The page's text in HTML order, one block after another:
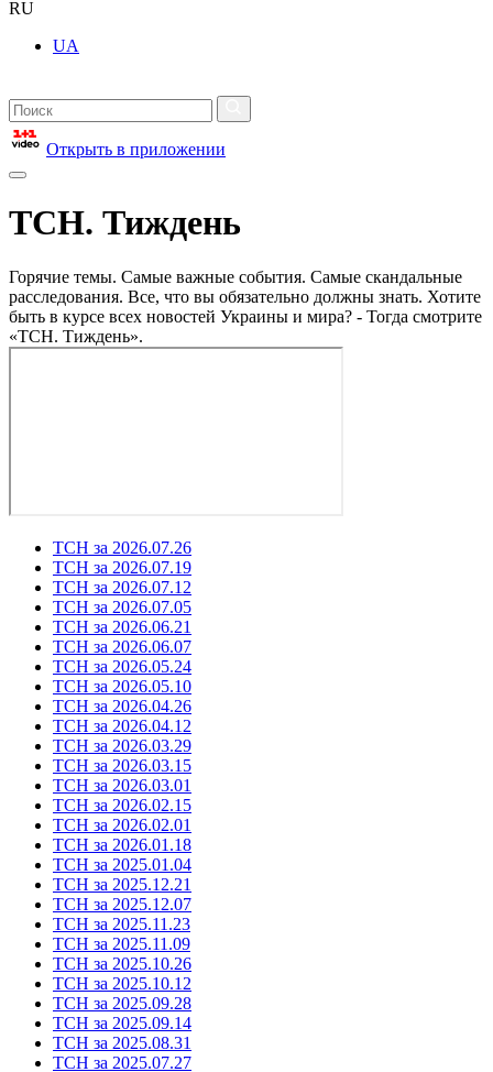
RU
UA
Открыть в приложении
ТСН. Тиждень
Горячие темы. Самые важные события. Самые скандальные
расследования. Все, что вы обязательно должны знать. Хотите
быть в курсе всех новостей Украины и мира? - Тогда смотрите
«ТСН. Тиждень».
ТСН за 2026.07.26
ТСН за 2026.07.19
ТСН за 2026.07.12
ТСН за 2026.07.05
ТСН за 2026.06.21
ТСН за 2026.06.07
ТСН за 2026.05.24
ТСН за 2026.05.10
ТСН за 2026.04.26
ТСН за 2026.04.12
ТСН за 2026.03.29
ТСН за 2026.03.15
ТСН за 2026.03.01
ТСН за 2026.02.15
ТСН за 2026.02.01
ТСН за 2026.01.18
ТСН за 2025.01.04
ТСН за 2025.12.21
ТСН за 2025.12.07
ТСН за 2025.11.23
ТСН за 2025.11.09
ТСН за 2025.10.26
ТСН за 2025.10.12
ТСН за 2025.09.28
ТСН за 2025.09.14
ТСН за 2025.08.31
ТСН за 2025.07.27